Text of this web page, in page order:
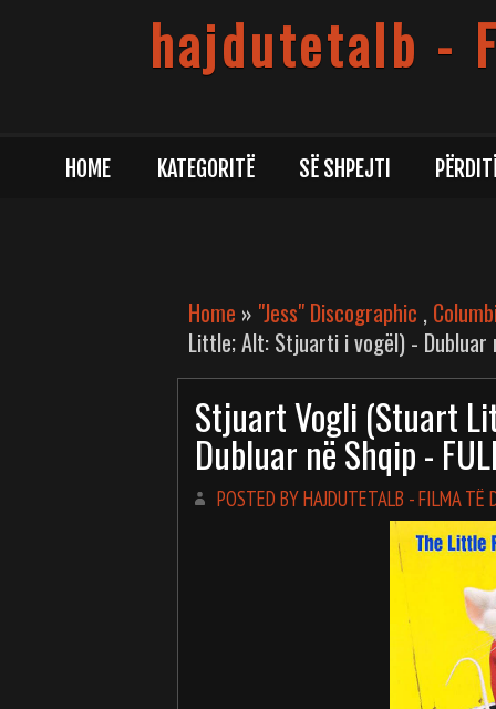
hajdutetalb -
HOME KATEGORITË SË SHPEJTI
Home » "Jess" Discographic ,
Little; Alt: Stjuarti i vogël) - Dubluar
Stjuart Vogli (Stuart
Dubluar në Shqip -
POSTED BY HAJDUTETALB - FILMA TË